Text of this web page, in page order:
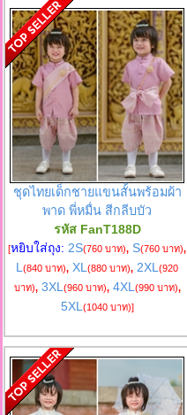
ชุดไทยเด็กชายแขนสั้นพร้อมผ้า
พาด พี่หมื่น สีกลีบบัว
รหัส FanT188D
[หยิบใส่ถุง: 2S(760 บาท), S(760 บาท),
L(840 บาท), XL(880 บาท), 2XL(920
บาท), 3XL (960 บาท), 4XL (990 บาท),
5XL (1040 บาท)]